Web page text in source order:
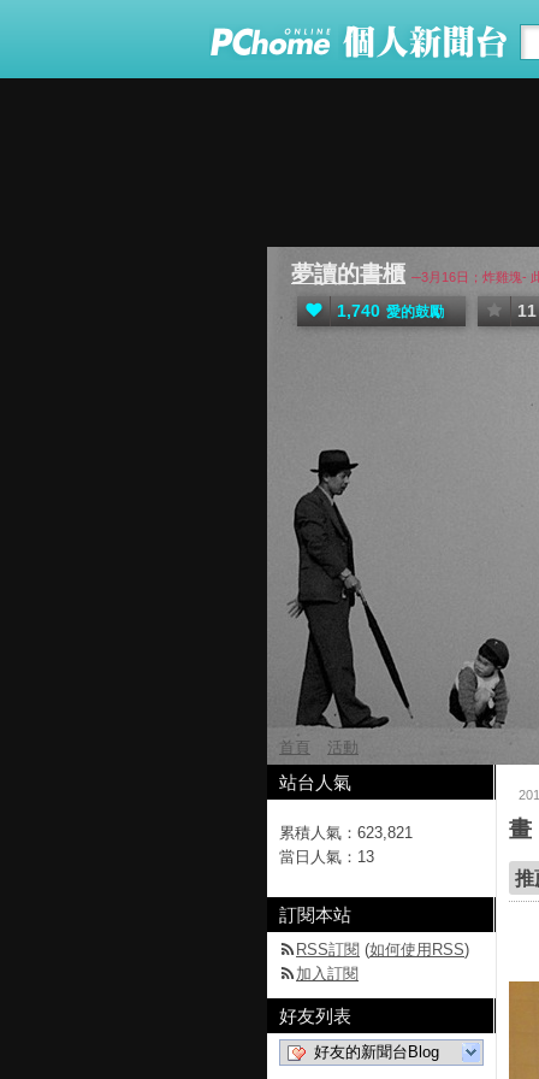
夢讀的書櫃 ─3月16日；炸雞塊-
1,740 愛的鼓勵 11
首頁 活動
畫
推
站台人氣
累積人氣： 623,821
當日人氣： 13
訂閱本站
RSS訂閱 (如何使用RSS)
加入訂閱
好友列表
好友的新聞台Blog